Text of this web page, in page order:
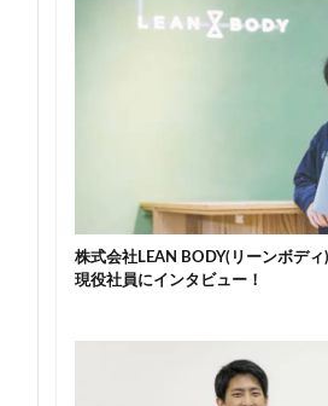
株式会社LEAN BODY(リーンボデ
現役社員にインタビュー！